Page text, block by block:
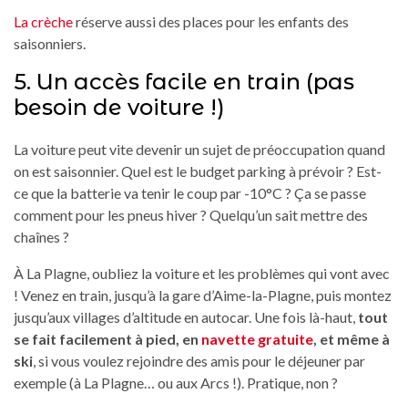
La crècheréserve aussi des places pour les enfants des
saisonniers.
5. Un accès facile en train (pas
besoin de voiture !)
La voiture peut vite devenir un sujet de préoccupation quand
on est saisonnier. Quel est le budget parking à prévoir ? Est-
ce que la batterie va tenir le coup par -10°C ? Ça se passe
comment pour les pneus hiver ? Quelqu’un sait mettre des
chaînes ?
À La Plagne, oubliez la voiture et les problèmes qui vont avec
! Venez en train, jusqu’à la gare d’Aime-la-Plagne, puis montez
jusqu’aux villages d’altitude en autocar. Une fois là-haut, tout
se fait facilement à pied, en navette gratuite, et même à
ski, si vous voulez rejoindre des amis pour le déjeuner par
exemple (à La Plagne… ou aux Arcs !). Pratique, non ?